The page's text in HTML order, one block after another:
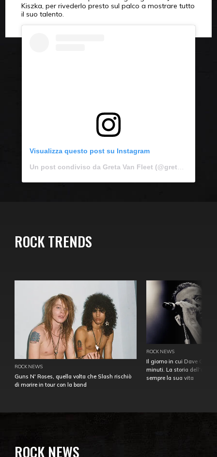
Kiszka, per rivederlo presto sul palco a mostrare tutto
il suo talento.
Visualizza questo post su Instagram
Un post condiviso da Greta Van Fleet (@gretavanfleet)
ROCK TRENDS
ROCK NEWS
Guns N' Roses, quella volta che Slash rischiò
di morire in tour con la band
ROCK NEWS
Il giorno in cui Dave
minuti. La storia
sempre la sua vita
ROCK NEWS